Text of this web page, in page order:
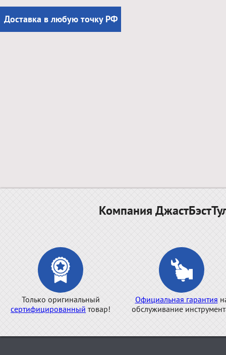
Доставка в любую точку РФ
Компания
Только оригинальный
сертифицированный товар!
Официальная гарантия
обслуживание